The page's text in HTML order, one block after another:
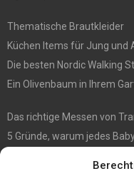
Thematische Brautkleider
Küchen Items für Jung und
Die besten Nordic Walking
Ein Olivenbaum in Ihrem
Das richtige Messen von
5 Gründe, warum jedes
Die automatisierte